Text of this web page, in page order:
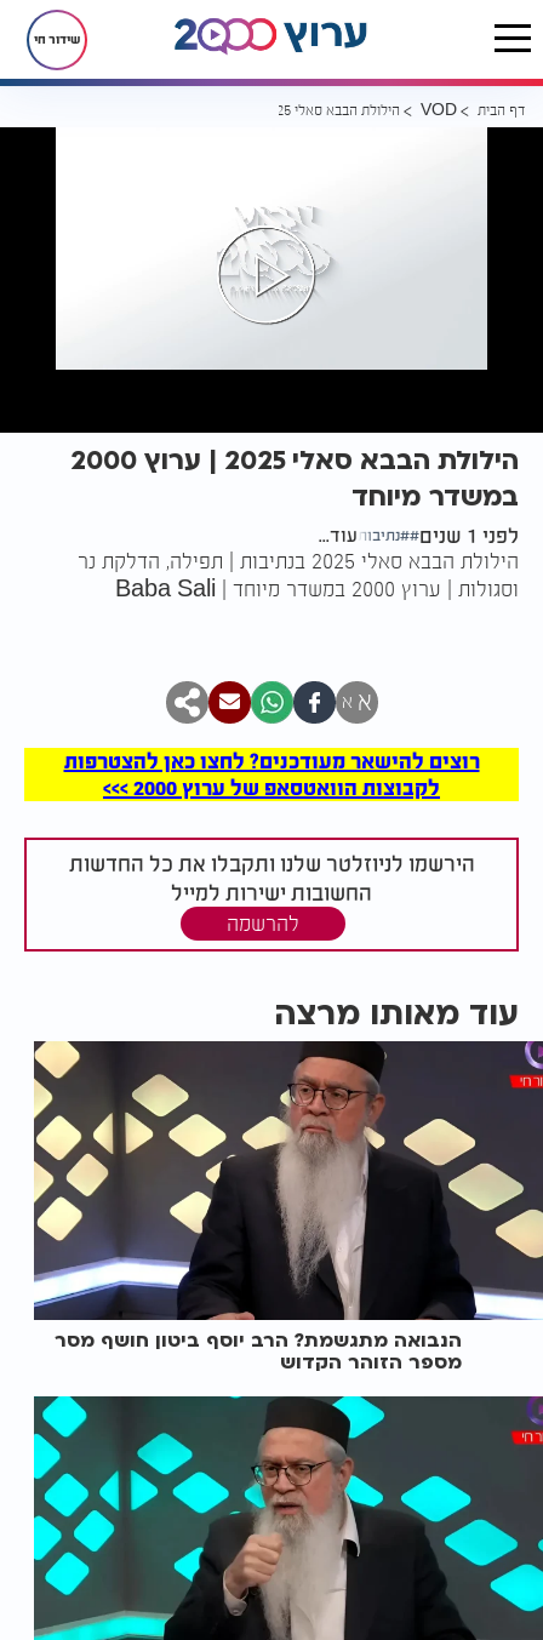
שידור חי
דף הבית VOD הילולת הבבא סאלי 2025 | ערוץ 2000 במשדר מיוחד
הילולת הבבא סאלי 2025 | ערוץ 2000
במשדר מיוחד
לפני 1 שנים נתיבותעוד...
הילולת הבבא סאלי 2025 בנתיבות | תפילה, הדלקת נר
וסגולות | ערוץ 2000 במשדר מיוחד | Baba Sali
א א
רוצים להישאר מעודכנים? לחצו כאן להצטרפות
לקבוצות הוואטסאפ של ערוץ 2000 >>>
הירשמו לניוזלטר שלנו ותקבלו את כל החדשות
החשובות ישירות למייל
להרשמה
עוד מאותו מרצה
הנבואה מתגשמת? הרב יוסף ביטון חושף מסר
מספר הזוהר הקדוש